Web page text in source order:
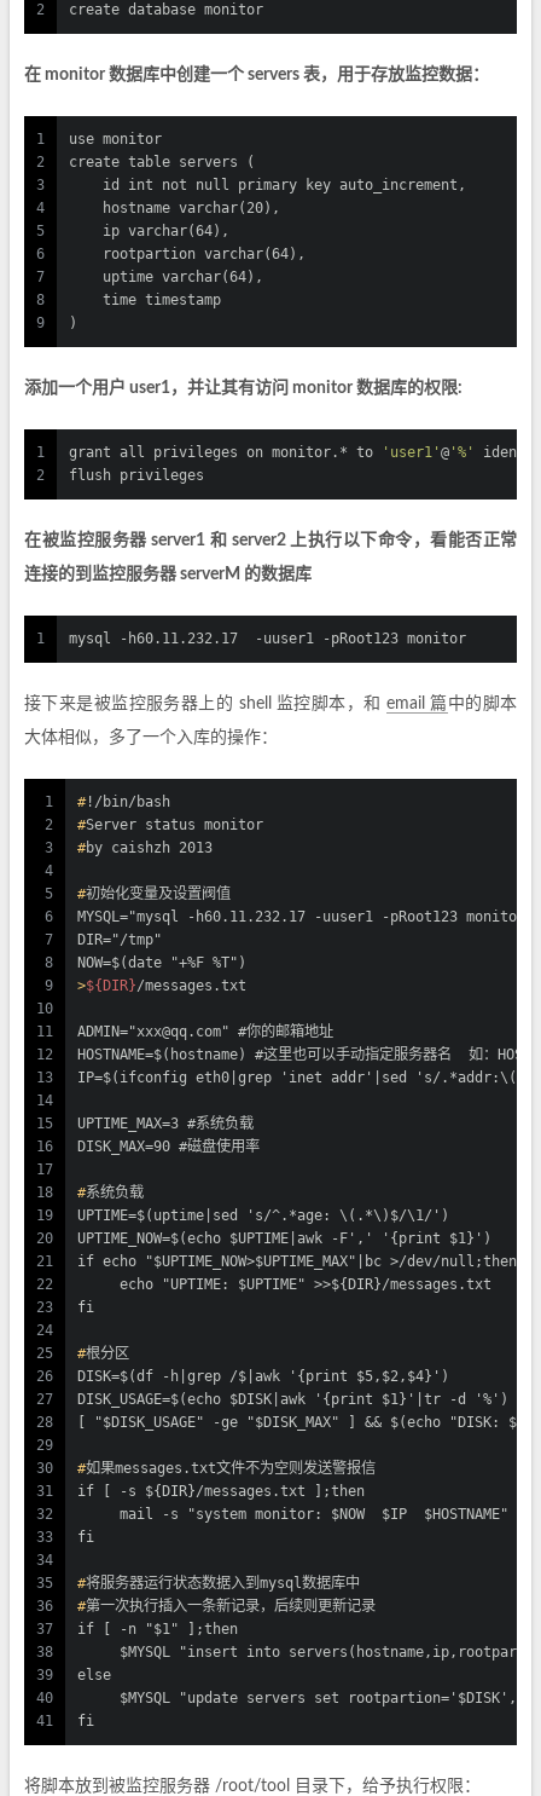
2
create database monitor
在 monitor 数据库中创建一个 servers 表，用于存放监控数据：
1
2
3
4
5
6
7
8
9
use monitor
create table servers (
    id int not null primary key auto_increment,
    hostname varchar(20),
    ip varchar(64),
    rootpartion varchar(64),
    uptime varchar(64),
    time timestamp
)
添加一个用户 user1，并让其有访问 monitor 数据库的权限:
1
2
grant all privileges on monitor.* to 'user1' @ '%'
flush privileges
在被监控服务器 server1 和 server2 上执行以下命令，看能否正常
连接的到监控服务器 serverM 的数据库
1 mysql -h60.11.232.17  -uuser1 -pRoot123 monitor
接下来是被监控服务器上的 shell 监控脚本，和 email 篇 中的脚本
大体相似，多了一个入库的操作：
1
2
3
4
5
6
7
8
9
10
11
12
13
14
15
16
17
18
19
20
21
22
23
24
25
26
27
28
29
30
31
32
33
34
35
36
37
38
39
40
41
#!/bin/bash
#Server status monitor
#by caishzh 2013
#初始化变量及设置阀值
MYSQL="mysql -h60.11.232.17 -uuser1 -pRoot123 monitor
DIR="/tmp"
NOW=$(date "+%F %T")
>${DIR}/messages.txt
ADMIN="xxx@qq.com" #你的邮箱地址
HOSTNAME=$(hostname) #这里也可以手动指定服务器名  如：
IP=$(ifconfig eth0|grep 'inet addr'|sed 's/
UPTIME_MAX=3 #系统负载
DISK_MAX=90 #磁盘使用率
#系统负载
UPTIME=$(uptime|sed 's/^.*age: \(.*\)$/\1/')
UPTIME_NOW=$(echo $UPTIME|awk -F',' '{print $1}')
if echo "$UPTIME_NOW>$UPTIME_MAX"|bc >/dev/null;then
     echo "UPTIME: $UPTIME" >>${DIR}/messages.txt
fi
#根分区
DISK=$(df -h|grep /$|awk '{print $5,$2,$4}')
DISK_USAGE=$(echo $DISK|awk '{print $1}'|tr -d '%')
[ "$DISK_USAGE" -ge "$DISK_MAX" ] && $(echo "DISK:
#如果messages.txt文件不为空则发送警报信
if [ -s ${DIR}/messages.txt ];then
mail -s "system monitor: $NOW  $IP  $HOSTNAME"
fi
#将服务器运行状态数据入到mysql数据库中
#第一次执行插入一条新记录，后续则更新记录
if [ -n "$1" ];then
$MYSQL "insert into
else
$MYSQL "update servers set
fi
将脚本放到被监控服务器 /root/tool 目录下，给予执行权限：